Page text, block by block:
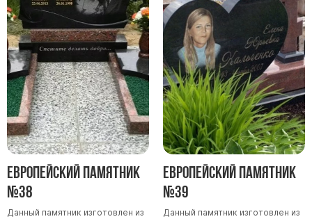
Памятники из гранита Капустинский
Арочные памятники
Памятники Крест
Памятники военным
Часовни из белого мрамора и гранита
Скульптуры, барельефы и бюсты из бронзы
Колумбарий
Недорогие памятники
Памятники с фотокерамикой
Памятники животным
Европейский памятник
№38
Данный памятник изготовлен из
Европейский памятник
№39
Данный памятник изготовлен из